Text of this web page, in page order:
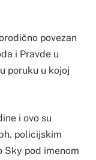
povezan
i Pravde u
poruku u kojoj
i ovo su
policijskim
Sky pod imenom